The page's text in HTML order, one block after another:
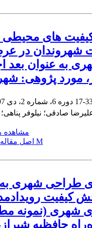
کیفیت های محیطی
شهروندان در
به عنوان بعد
مورد پژوهی:
17-
صادقی؛ نیلوفر
مشاهده
اصل مقاله 1.04 M
طراحی شهری به
کیفیت
شهری (نمونه
حافظیه